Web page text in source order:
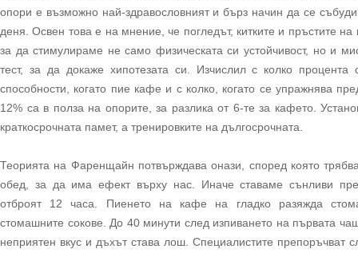
опори е възможно най-здравословният и бърз начин да се
деня. Освен това е на мнение, че погледът, китките и пръстите на
за да стимулираме не само физическата си устойчивост, но и
тест, за да докаже хипотезата си. Изчислил с колко процента
способности, когато пие кафе и с колко, когато се упражнява
12% са в полза на опорите, за разлика от 6-те за кафето.
краткосрочната памет, а тренировките на дългосрочната.
Теорията на Фаренщайн потвърждава онази, според която
обед, за да има ефект върху нас. Иначе ставаме сънливи
отброят 12 часа. Пиенето на кафе на гладко разяжда
стомашните сокове. До 40 минути след изпиването на първата
неприятен вкус и дъхът става лош. Специалистите препоръчват